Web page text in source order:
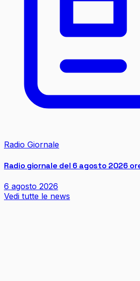
Radio Giornale
Radio giornale del 6 agosto 2026
6 agosto 2026
Vedi tutte le news